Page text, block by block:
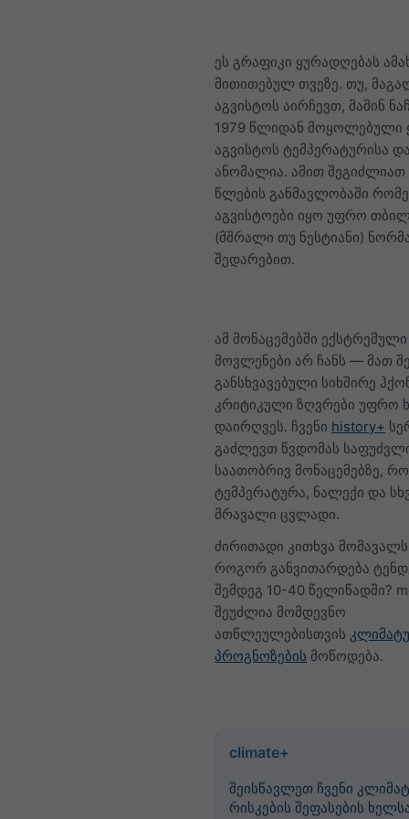
ეს გრაფიკი ყურადღებას
მითითებულ თვეზე. თუ,
აგვისტოს აირჩევთ, მაშინ
1979 წლიდან მოყოლებული
აგვისტოს ტემპერატურისა
ანომალია. ამით
წლების განმავლობაში
აგვისტოები იყო უფრო
(მშრალი თუ ნესტიანი)
შედარებით.
ამ მონაცემებში ექსტრემული
მოვლენები არ ჩანს — მათ
განსხვავებული სიხშირე
კრიტიკული ზღვრები უფრო
დაირღვეს. ჩვენი history+
გაძლევთ წვდომას
საათობრივ მონაცემებზე,
ტემპერატურა, ნალექი და
მრავალი ცვლადი.
ძირითადი კითხვა მომავალს
როგორ განვითარდება
შემდეგ 10-40 წელიწადში?
შეუძლია მომდევნო
ათწლეულებისთვის
პროგნოზების მოწოდება.
climate+
შეისწავლეთ ჩვენი
რისკების შეფასების